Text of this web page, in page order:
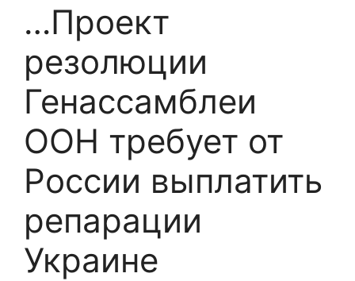
…Проект
резолюции
Генассамблеи
ООН требует от
России выплатить
репарации
Украине